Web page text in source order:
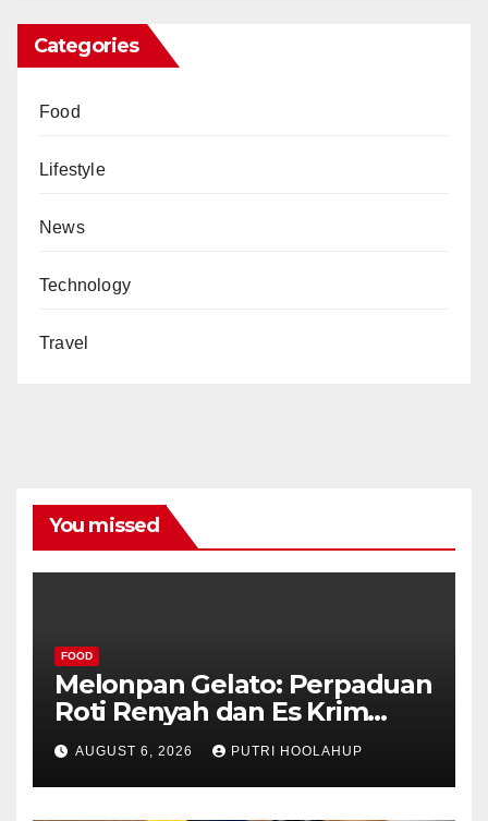
Categories
Food
Lifestyle
News
Technology
Travel
You missed
FOOD
Melonpan Gelato: Perpaduan
Roti Renyah dan Es Krim
Lembut yang Menggoda
AUGUST 6, 2026 PUTRI HOOLAHUP